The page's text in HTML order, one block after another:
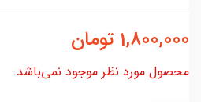
1,800,000 تومان
محصول مورد نظر موجود نمی‌باشد.